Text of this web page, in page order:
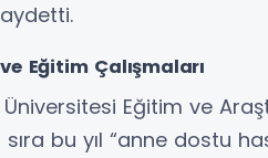
Eğitim Çalışmaları
Üniversitesi Eğitim ve
bu yıl “anne dostu